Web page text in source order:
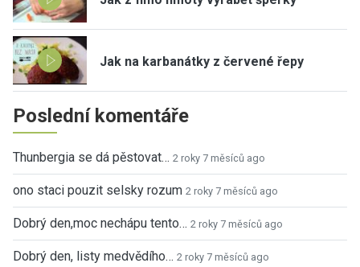
Jak na karbanátky z červené řepy
Poslední komentáře
Thunbergia se dá pěstovat… 2 roky 7 měsíců ago
ono staci pouzit selsky rozum 2 roky 7 měsíců ago
Dobrý den,moc nechápu tento… 2 roky 7 měsíců ago
Dobrý den, listy medvědího… 2 roky 7 měsíců ago